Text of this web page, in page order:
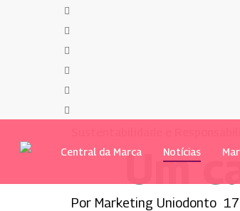
Central da Marca Notícias
Um
Por Marketing Uniodonto